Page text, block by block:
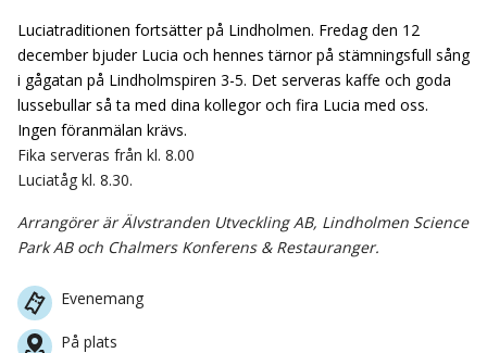
Luciatraditionen fortsätter på Lindholmen. Fredag den 12
december bjuder Lucia och hennes tärnor på stämningsfull sång
i gågatan på Lindholmspiren 3-5. Det serveras kaffe och goda
lussebullar så ta med dina kollegor och fira Lucia med oss.
Ingen föranmälan krävs.
Fika serveras från kl. 8.00
Luciatåg kl. 8.30.
Arrangörer är Älvstranden Utveckling AB, Lindholmen Science
Park AB och Chalmers Konferens & Restauranger.
Evenemang
På plats